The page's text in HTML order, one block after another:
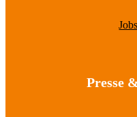
Presse